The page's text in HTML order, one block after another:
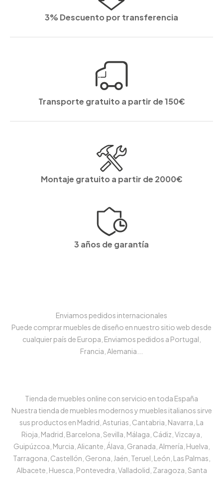
3% Descuento por transferencia
Transporte gratuito a partir de 150€
Montaje gratuito a partir de 2000€
3 años de garantía
Enviamos pedidos internacionales
Puede comprar muebles de diseño en nuestro sitio web desde
cualquier país de Europa, Enviamos pedidos a Portugal,
Francia, Alemania...
Tienda de muebles online con servicio en toda España
Nuestra tienda de muebles modernos y muebles italianos sirve
sus productos en Madrid, Asturias, Cantabria, Navarra, La
Rioja, Madrid, Barcelona, Sevilla, Málaga, Cádiz, Vizcaya,
Guipúzcoa, Murcia, Alicante, Álava, Granada, Almería, Huelva,
Tarragona, Castellón, Gerona, Jaén, Teruel, León, Las Palmas,
Albacete, Huesca, Pontevedra, Valladolid, Zaragoza, Santa